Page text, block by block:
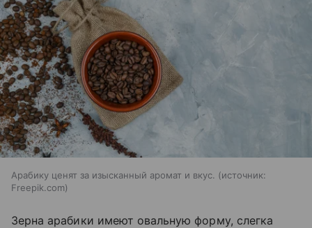
Арабику ценят за изысканный аромат и вкус.
источник:
Freepik.com
Зерна арабики имеют овальную форму, слегка